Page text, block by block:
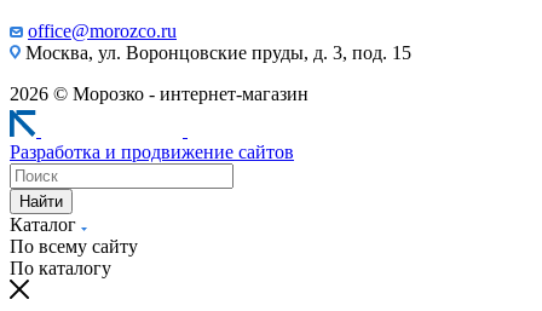
office@morozco.ru
Москва, ул. Воронцовские пруды, д. 3, под. 15
2026 © Морозко - интернет-магазин
Разработка и продвижение сайтов
Найти
Каталог
По всему сайту
По каталогу